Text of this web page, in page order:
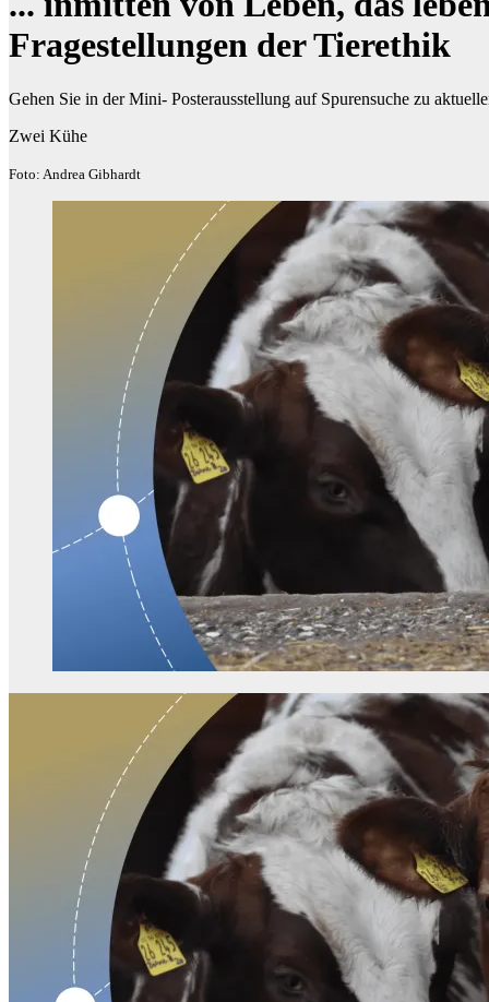
Fragestellungen der Tierethik
Gehen Sie in der Mini- Posterausstellung auf Spurensuche zu
Zwei Kühe
Foto: Andrea Gibhardt